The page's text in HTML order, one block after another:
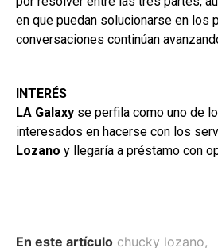
en que puedan solucionarse en los
conversaciones continúan
INTERÉS
LA Galaxy se perfila como uno de
interesados en hacerse con los
Lozano y llegaría a préstamo con
En este artículo chucky lozano,